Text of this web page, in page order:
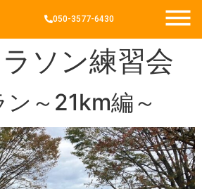
050-3577-6430
ソン練習会
ン～21km編～